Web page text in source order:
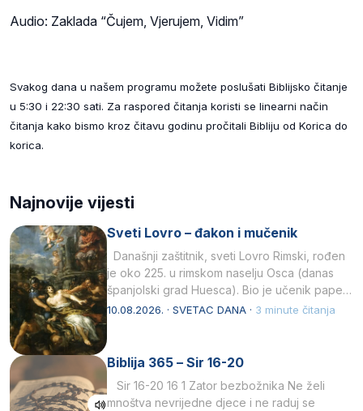
Audio: Zaklada “Čujem, Vjerujem, Vidim”
Svakog dana u našem programu možete poslušati Biblijsko čitanje
u 5:30 i 22:30 sati. Za raspored čitanja koristi se linearni način
čitanja kako bismo kroz čitavu godinu pročitali Bibliju od Korica do
korica.
Najnovije vijesti
Sveti Lovro – đakon i mučenik
Današnji zaštitnik, sveti Lovro Rimski, rođen
je oko 225. u rimskom naselju Osca (danas
španjolski grad Huesca). Bio je učenik pape…
10.08.2026. · SVETAC DANA · 3 minute čitanja
Biblija 365 – Sir 16-20
Sir 16-20 16 1 Zator bezbožnika Ne želi
mnoštva nevrijedne djece i ne raduj se